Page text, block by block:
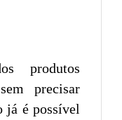
produtos
precisar
já é possível